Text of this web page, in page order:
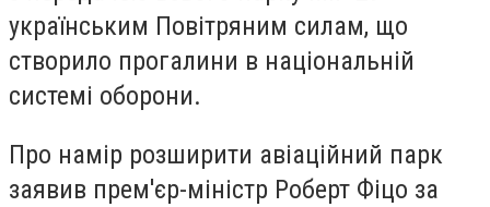
українським Повітряним силам, що
створило прогалини в національній
системі оборони.
Про намір розширити авіаційний парк
заявив прем'єр-міністр Роберт Фіцо за